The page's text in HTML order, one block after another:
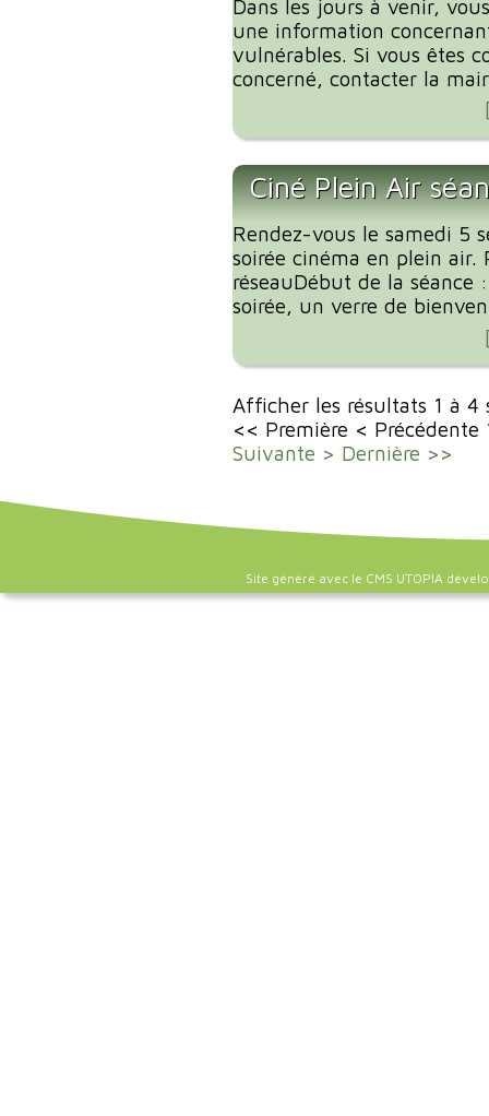
Dans les jours à venir,
une information
vulnérables. Si vous êtes
concerné, contacter la
Ciné Plein Air
Rendez-vous le samedi 5
soirée cinéma en plein
réseauDébut de la
soirée, un verre de
Afficher les résultats 1 à
<< Première < Précédente
Suivante > Dernière >>
Site généré avec le CMS UTOPIA